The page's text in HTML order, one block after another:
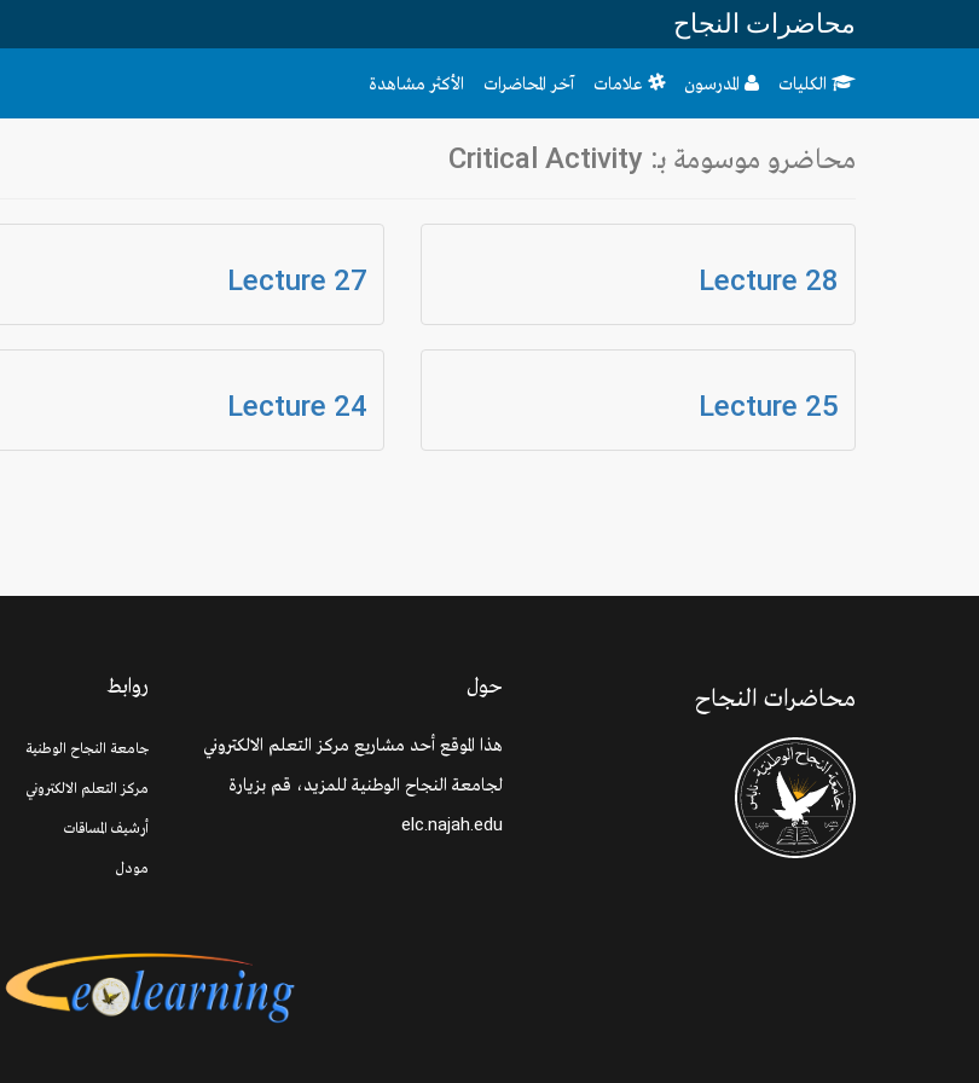
محاضرات النجاح
الكليات المدرسون علامات آخر المحاضرات الأكثر مشاهدة
محاضرو موسومة بـ: Critical Activity
Lecture 28
Lecture 27
Lecture 25
Lecture 24
محاضرات النجاح حول
هذا الموقع أحد مشاريع مركز التعلم الالكتروني
لجامعة النجاح الوطنية للمزيد، قم بزيارة
elc.najah.edu
روابط
جامعة النجاح الوطنية
مركز التعلم الالكتروني
أرشيف المساقات
مودل